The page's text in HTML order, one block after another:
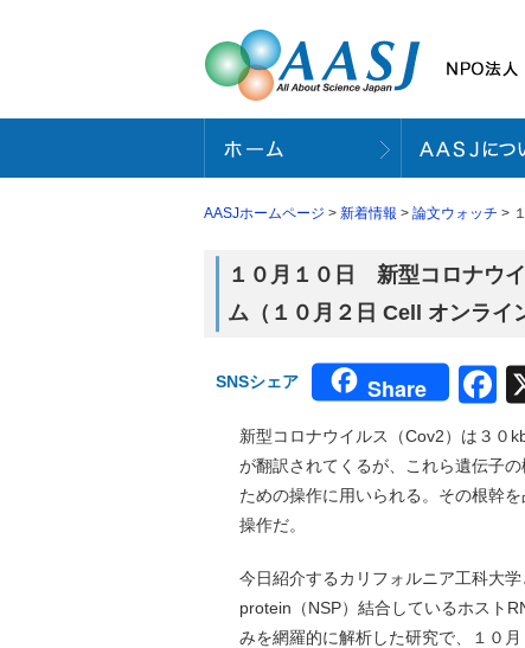
AASJホームページ > 新着情報 > 論文ウォッチ >
１０月１０日 新型コロナウ
ム（１０月２日 Cell オンライ
SNSシェア Share
新型コロナウイルス（Cov2）は３０
が翻訳されてくるが、これら遺伝子
ための操作に用いられる。その根幹
操作だ。
今日紹介するカリフォルニア工科大
protein（NSP）結合しているホスト
みを網羅的に解析した研究で、１０